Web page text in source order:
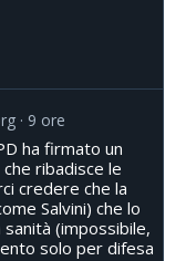
9 ore
ha firmato un
ribadisce le
credere che la
Salvini) che lo
(impossibile,
solo per difesa